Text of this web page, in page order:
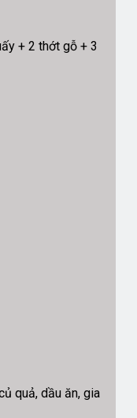
+ 2 thớt gỗ + 3
quả, dầu ăn, gia